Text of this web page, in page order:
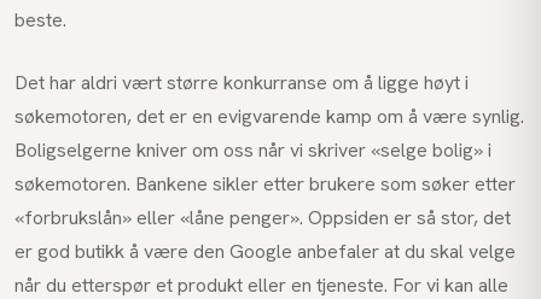
beste.
Det har aldri vært større konkurranse om å ligge høyt i
søkemotoren, det er en evigvarende kamp om å være synlig.
Boligselgerne kniver om oss når vi skriver «selge bolig» i
søkemotoren. Bankene sikler etter brukere som søker etter
«forbrukslån» eller «låne penger». Oppsiden er så stor, det
er god butikk å være den Google anbefaler at du skal velge
når du etterspør et produkt eller en tjeneste. For vi kan alle